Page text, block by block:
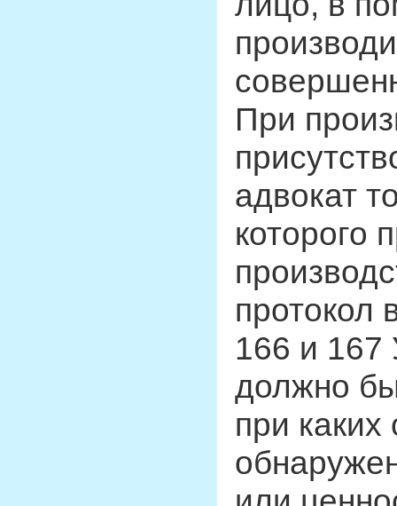
При
адвокат
которого
протокол
166 и
должно
при